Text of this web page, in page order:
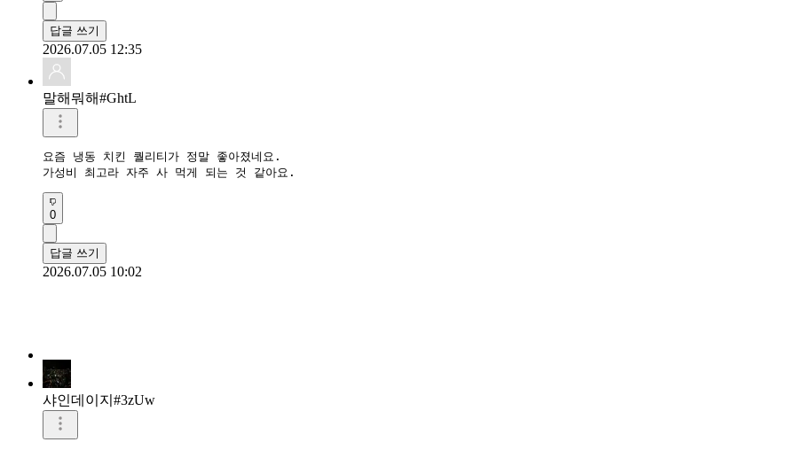
답글 쓰기
2026.07.05 12:35
말해뭐해#GhtL
요즘 냉동 치킨 퀄리티가 정말 좋아졌네요.
가성비 최고라 자주 사 먹게 되는 것 같아요.
0
답글 쓰기
2026.07.05 10:02
샤인데이지#3zUw